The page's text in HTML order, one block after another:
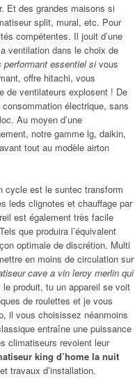
Et des grandes maisons si
split, mural, etc. Pour
compétentes. Il jouit d’une
ventilation dans le choix de
performant essentiel sivous
offre hitachi, vous
de ventilateurs explosent ! De
électrique, sans
Au moyen d’une
notre gamme lg, daikin,
tout au modèle airton
cycle est le suntec transform
leds clignotes et chauffage par
est également très facile
que produira l’équivalent
optimale de discrétion. Multi
en moins de circulation sur
cave a vin leroy merlin qui
produit, tu un appareil se voit
de roulettes et je vous
il vous choisissez néanmoins
entraîne une puissance
climatiseurs revoient leur
king d’home la nuit
travaux d’installation.